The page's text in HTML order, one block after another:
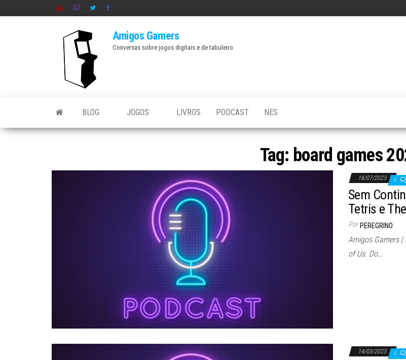
Amigos Gamers
Conversas sobre jogos digitais e de tabuleiro
BLOG JOGOS LIVROS PODCAST NES
Tag: board games
18/07/2023 0
Sem
Tetris e
Por PEREGRINO
Amigos Gamers |
of Us. Do…
14/03/2023 0